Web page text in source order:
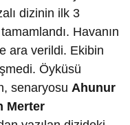
dizinin ilk 3
Havanın
ara verildi. Ekibin
Öyküsü
senaryosu Ahunur
Merter